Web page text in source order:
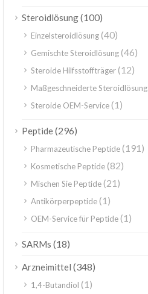
Steroidlösung(100)
Einzelsteroidlösung(40)
Gemischte Steroidlösung(46)
Steroide Hilfsstoffträger(12)
Maßgeschneiderte Steroidlösung
Steroide OEM-Service(1)
Peptide(296)
Pharmazeutische Peptide(191)
Kosmetische Peptide(82)
Mischen Sie Peptide(21)
Antikörperpeptide(1)
OEM-Service für Peptide(1)
SARMs (18)
Arzneimittel (348)
1,4-Butandiol (1)